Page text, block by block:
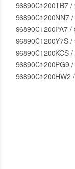
96890C1200TB7 /
96890C1200NN7
96890C1200PA7 /
96890C1200Y7S
96890C1200KCS
96890C1200PG9
96890C1200HW2 /